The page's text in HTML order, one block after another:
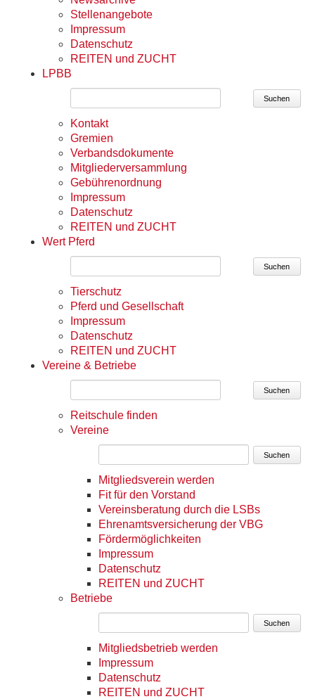
Stellenangebote
Impressum
Datenschutz
REITEN und ZUCHT
LPBB
Suchen
Kontakt
Gremien
Verbandsdokumente
Mitgliederversammlung
Gebührenordnung
Impressum
Datenschutz
REITEN und ZUCHT
Wert Pferd
Suchen
Tierschutz
Pferd und Gesellschaft
Impressum
Datenschutz
REITEN und ZUCHT
Vereine & Betriebe
Suchen
Reitschule finden
Vereine
Suchen
Mitgliedsverein werden
Fit für den Vorstand
Vereinsberatung durch die LSBs
Ehrenamtsversicherung der VBG
Fördermöglichkeiten
Impressum
Datenschutz
REITEN und ZUCHT
Betriebe
Suchen
Mitgliedsbetrieb werden
Impressum
Datenschutz
REITEN und ZUCHT